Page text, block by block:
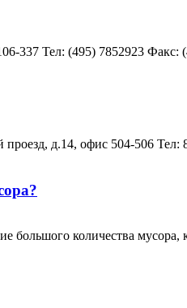
337 Teл: (495) 7852923 Факс:
д.14, офис 504-506
большого количества